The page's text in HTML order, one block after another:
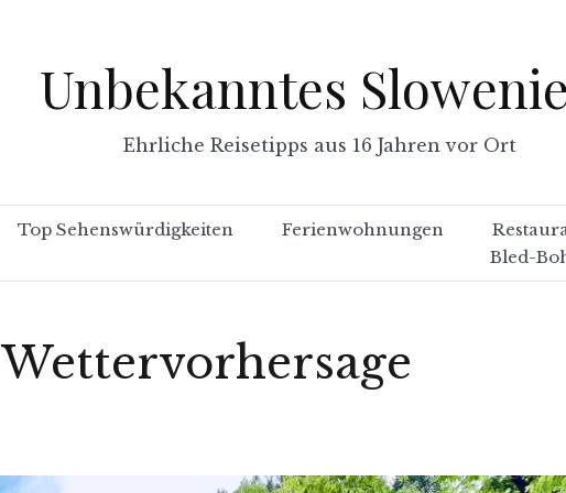
Unbekanntes
Ehrliche Reisetipps aus 16 Jahren vor Ort
Top Sehenswürdigkeiten Ferienwohnungen
Bled-
Wettervorhersage